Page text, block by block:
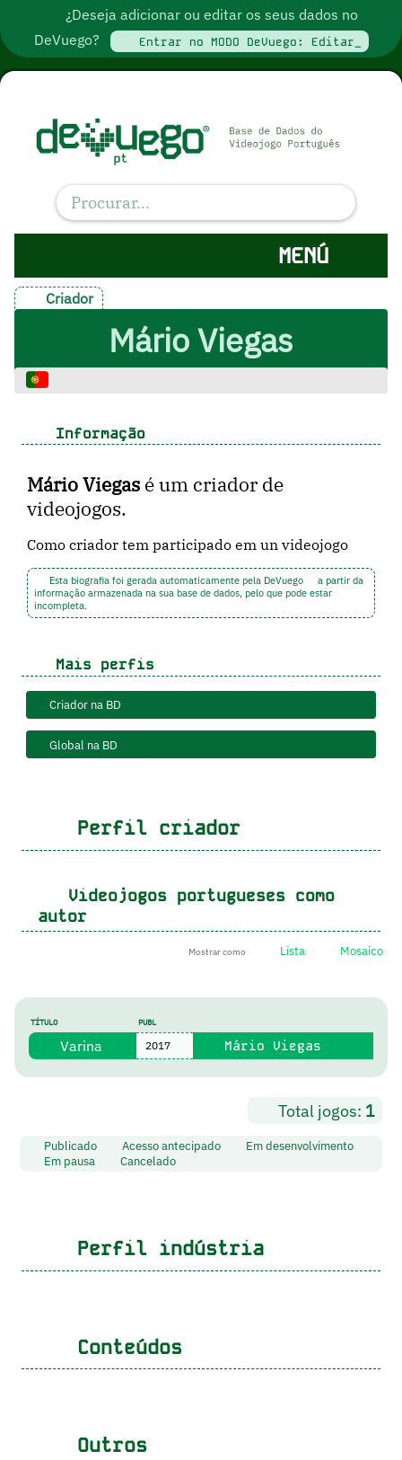
¿Deseja adicionar ou editar os seus dados no
DeVuego?
Entrar no MODO DeVuego: Editar_
MENÚ
Criador
Mário Viegas
Informação
Mário Viegas é um criador de
videojogos.
Como criador tem participado em un videojogo
Esta biografia foi gerada automaticamente pela DeVuego
a partir da
informação armazenada na sua base de dados, pelo que pode estar
incompleta.
Mais perfis
Criador na BD
Global na BD
Perfil criador
Videojogos portugueses como
autor
Mostrar como Lista Mosaico
TÍTULO PUBL
Varina 2017 Mário Viegas
Total jogos: 1
Publicado Acesso antecipado
Em desenvolvimento
Em pausa
Cancelado
Perfil indústria
Conteúdos
Outros